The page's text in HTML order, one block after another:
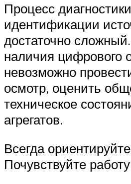
Процесс
идентификации
достаточно
наличия цифрового
невозможно
осмотр, оценить
техническое
агрегатов.
Всегда
Почувствуйте